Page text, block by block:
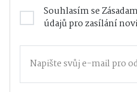
Souhlasím se
údajůpro zasílání